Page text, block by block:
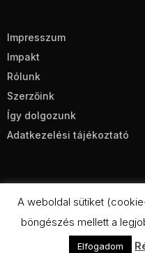
Impresszum
Impakt
Rólunk
Szerzőink
Így dolgozunk
Adatkezelési tájékoztató
CC BY-NC-SA 4.0
A weboldal sütiket
böngészés mellett a
Elfogadom